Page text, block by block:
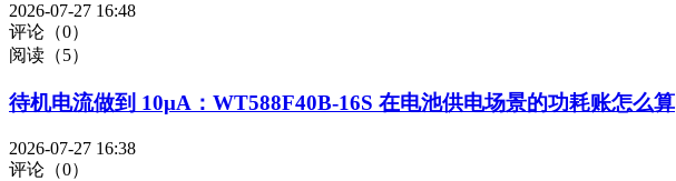
2026-07-27 16:48
评论（0）
阅读（5）
待机电流做到 10μA：WT588F40B-16S 在电池供电场景的功耗账怎么算
2026-07-27 16:38
评论（0）